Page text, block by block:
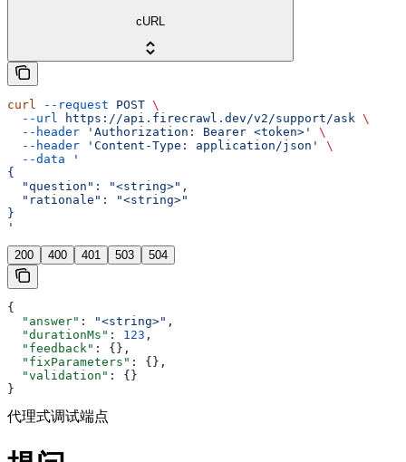
cURL
curl --request POST \
  --url
https://api.firecrawl.dev/v2/support/ask \
  --header
'Authorization: Bearer <token>'
\
  --header
'Content-Type: application/json'
\
  --data
'
{
  "question": "<string>",
  "rationale": "<string>"
}
'
200 400 401 503 504
{
  "answer"
: "<string>" ,
  "durationMs"
: 123 ,
  "feedback"
: {},
  "fixParameters"
: {},
  "validation"
: {}
}
代理式调试端点